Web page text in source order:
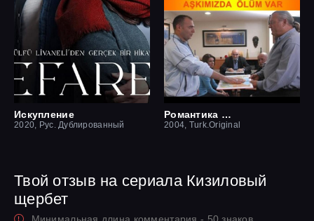
Искупление
2020, Рус. Дублированный
Романтика смерти
2004, Turk.Original
Твой отзыв на сериала Кизиловый
щербет